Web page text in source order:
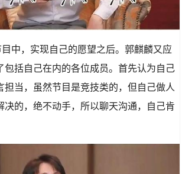
中，实现自己的愿望之后。郭麒麟又应
包括自己在内的各位成员。首先认为自己
担当，虽然节目是竞技类的，但自己做人
决的，绝不动手，所以聊天沟通，自己肯